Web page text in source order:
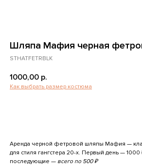
Шляпа Мафия черная
STHATFETRBLK
1000,00 р.
Как выбрать размер костюма
Аренда черной фетровой шляпы Мафия —
для стиля гангстера 20-х. Первый день — 1000
последующие — всего по 500 ₽